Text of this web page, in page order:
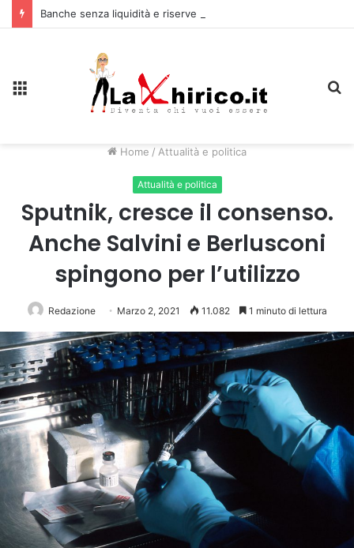
Home / Attualità e politica
Attualità e politica
Sputnik, cresce il consenso.
Anche Salvini e Berlusconi
spingono per l’utilizzo
Redazione Marzo 2, 2021 11.082 1 minuto di lettura